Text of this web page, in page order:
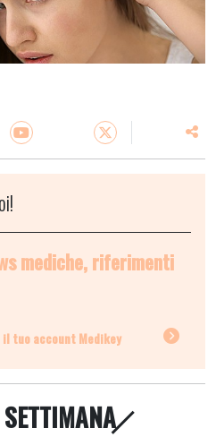
mediche, riferimenti
tuo account Medikey